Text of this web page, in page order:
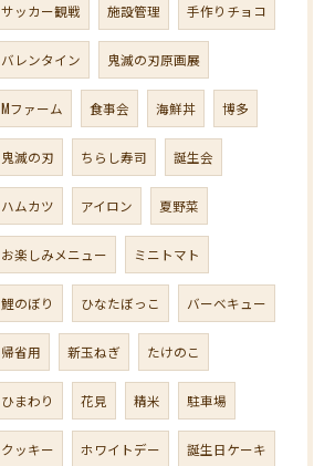
サッカー観戦 施設管理 手作りチョコ
バレンタイン 鬼滅の刃原画展
Mファーム 食事会 海鮮丼 博多
鬼滅の刃 ちらし寿司 誕生会
ハムカツ アイロン 夏野菜
お楽しみメニュー ミニトマト
鯉のぼり ひなたぼっこ バーベキュー
帰省用 新玉ねぎ たけのこ
ひまわり 花見 精米 駐車場
クッキー ホワイトデー 誕生日ケーキ